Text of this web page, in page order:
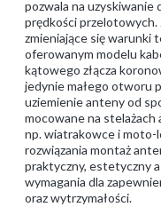
pozwala na uzyskiwanie
prędkości
zmieniające się warunki
oferowanym modelu
kątowego złącza
jedynie małego otworu
uziemienie anteny od
mocowane na stelażach
np. wiatrakowce i moto-
rozwiązania montaż
praktyczny, estetyczny
wymagania dla
oraz wytrzymałości.